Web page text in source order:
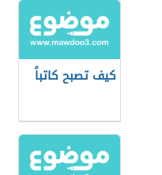
كيف تصبح كاتباً